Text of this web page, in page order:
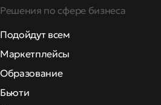
Решения по сфере бизнеса
Подойдут всем
Маркетплейсы
Образование
Бьюти